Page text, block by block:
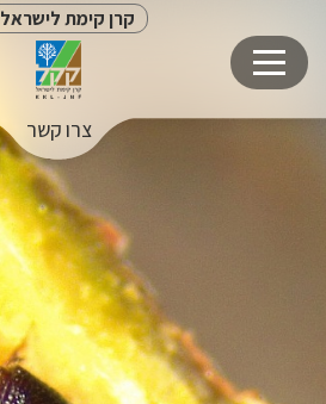
קרן קימת לישראל
צרו קשר